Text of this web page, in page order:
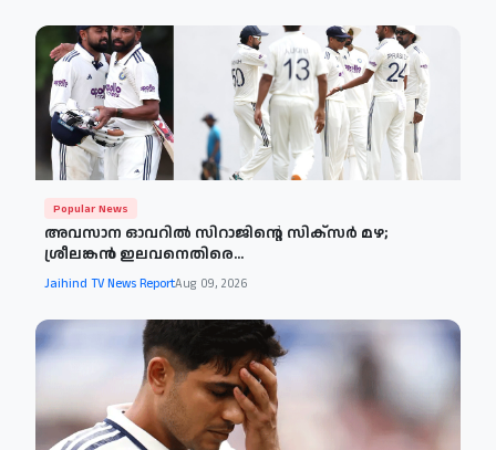
Popular News
അവസാന ഓവറിൽ സിറാജിന്റെ സിക്‌സർ മഴ;
ശ്രീലങ്കൻ ഇലവനെതിരെ...
Jaihind TV News ReportAug 09, 2026